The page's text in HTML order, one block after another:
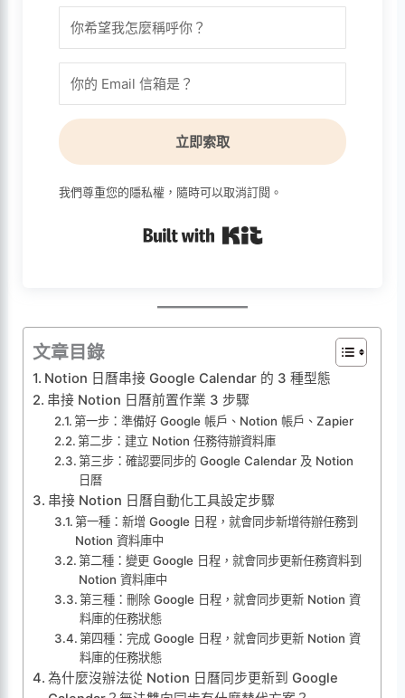
立即索取
我們尊重您的隱私權，隨時可以取消訂閱。
文章目錄
Notion 日曆串接 Google Calendar 的 3 種型態
串接 Notion 日曆前置作業 3 步驟
第一步：準備好 Google 帳戶、Notion 帳戶、Zapier
第二步：建立 Notion 任務待辦資料庫
第三步：確認要同步的 Google Calendar 及 Notion
日曆
串接 Notion 日曆自動化工具設定步驟
第一種：新增 Google 日程，就會同步新增待辦任務到
Notion 資料庫中
第二種：變更 Google 日程，就會同步更新任務資料到
Notion 資料庫中
第三種：刪除 Google 日程，就會同步更新 Notion 資
料庫的任務狀態
第四種：完成 Google 日程，就會同步更新 Notion 資
料庫的任務狀態
為什麼沒辦法從 Notion 日曆同步更新到 Google